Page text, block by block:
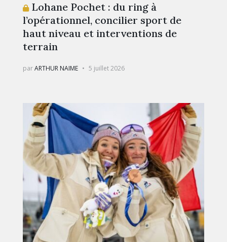
Lohane Pochet : du ring à
l’opérationnel, concilier sport de
haut niveau et interventions de
terrain
parARTHUR NAIME 5 juillet 2026